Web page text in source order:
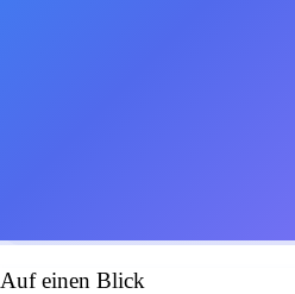
Auf einen Blick